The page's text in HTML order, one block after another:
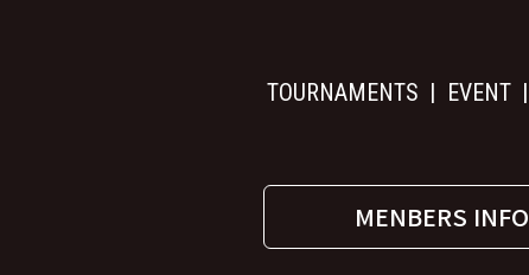
TOURNAMENTS EVENT
MENBERS INFO